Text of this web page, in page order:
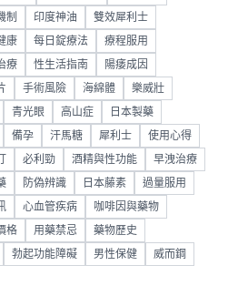
制 印度神油 雙效犀利士
康 每日錠療法 療程服用
療 性生活指南 陽痿成因
手術風險 海綿體 樂威壯
青光眼 高山症 日本製藥
備孕 汗馬糖 犀利士 使用心得
必利勁 酒精與性功能 早洩治療
防偽辨識 日本藤素 過量服用
心血管疾病 咖啡因與藥物
格 用藥禁忌 藥物歷史
勃起功能障礙 男性保健 威而鋼